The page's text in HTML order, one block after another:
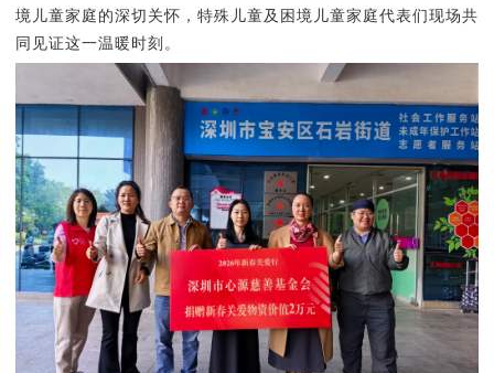
境儿童家庭的深切关怀，特殊儿童及困境儿童家庭代表们现场共
同见证这一温暖时刻。